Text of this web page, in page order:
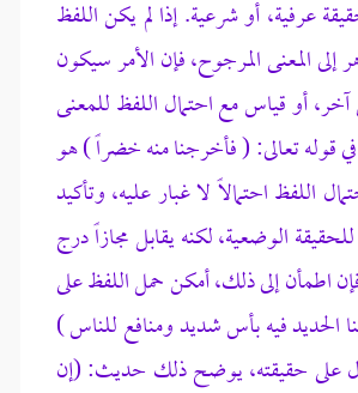
عرفية، أو شرعية. إذا لم يكن اللفظ
المعنى المرجوح، فإن الأمر سيكون
أو قياس مع احتمال اللفظ للمعنى
في قوله تعالى: ( فأخرجنا منه خضراً ) هو
اللفظ احتمالاً لا غبار عليه، وتأكيد
الوضعية، لكنه يقابل مجازاً درج
اطمأن إلى ذلك، أمكن حمل اللفظ على
الحديد فيه بأس شديد ومنافع للناس )
على حقيقته، يوضح ذلك حديث: (إن